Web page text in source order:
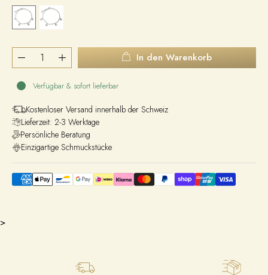
In den Warenkorb
Verfügbar & sofort lieferbar
Kostenloser Versand innerhalb der Schweiz
Lieferzeit: 2-3 Werktage
Persönliche Beratung
Einzigartige Schmuckstücke
>